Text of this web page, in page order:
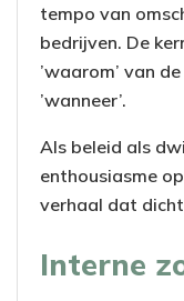
tempo van
bedrijven. De
’waarom’ van
’wanneer’.
Als beleid als
enthousiasme
verhaal dat
Interne